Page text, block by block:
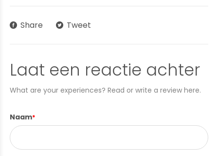
Share Tweet
Laat een reactie achter
What are your experiences? Read or write a review here.
Naam*